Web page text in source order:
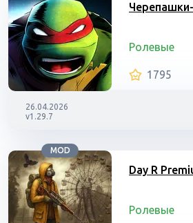
Ролевые
1795
26.04.2026
v1.29.7
MOD
Day R
Ролевые